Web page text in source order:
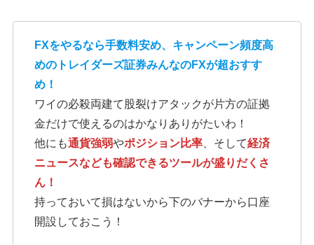
FXをやるなら手数料安め、キャンペーン頻度高
めのトレイダーズ証券みんなのFXが超おすす
め！
ワイの必殺両建て股裂けアタックが片方の証拠
金だけで使えるのはかなりありがたいわ！
他にも通貨強弱やポジション比率、そして経済
ニュースなども確認できるツールが盛りだくさ
ん！
持っておいて損はないから下のバナーから口座
開設しておこう！